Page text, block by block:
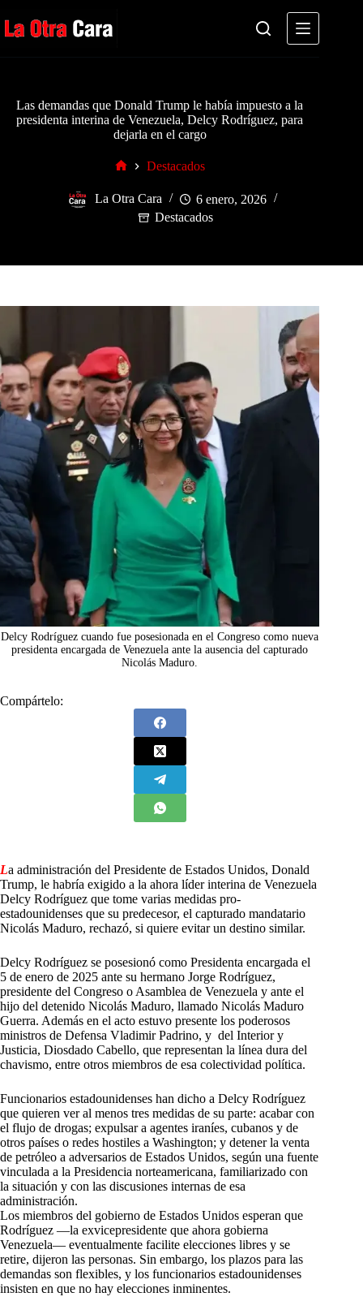
al
contenido
Las demandas que Donald Trump le había impuesto a la
presidenta interina de Venezuela, Delcy Rodríguez, para
dejarla en el cargo
Destacados
La Otra Cara
6 enero, 2026
Destacados
Delcy Rodríguez cuando fue posesionada en el Congreso como nueva
presidenta encargada de Venezuela ante la ausencia del capturado
Nicolás Maduro.
Compártelo:
La administración del Presidente de Estados Unidos, Donald
Trump, le habría exigido a la ahora líder interina de Venezuela
Delcy Rodríguez que tome varias medidas pro-
estadounidenses que su predecesor, el capturado mandatario
Nicolás Maduro, rechazó, si quiere evitar un destino similar.
Delcy Rodríguez se posesionó como Presidenta encargada el
5 de enero de 2025 ante su hermano Jorge Rodríguez,
presidente del Congreso o Asamblea de Venezuela y ante el
hijo del detenido Nicolás Maduro, llamado Nicolás Maduro
Guerra. Además en el acto estuvo presente los poderosos
ministros de Defensa Vladimir Padrino, y del Interior y
Justicia, Diosdado Cabello, que representan la línea dura del
chavismo, entre otros miembros de esa colectividad política.
Funcionarios estadounidenses han dicho a Delcy Rodríguez
que quieren ver al menos tres medidas de su parte: acabar con
el flujo de drogas; expulsar a agentes iraníes, cubanos y de
otros países o redes hostiles a Washington; y detener la venta
de petróleo a adversarios de Estados Unidos, según una fuente
vinculada a la Presidencia norteamericana, familiarizado con
la situación y con las discusiones internas de esa
administración.
Los miembros del gobierno de Estados Unidos esperan que
Rodríguez —la exvicepresidente que ahora gobierna
Venezuela— eventualmente facilite elecciones libres y se
retire, dijeron las personas. Sin embargo, los plazos para las
demandas son flexibles, y los funcionarios estadounidenses
insisten en que no hay elecciones inminentes.